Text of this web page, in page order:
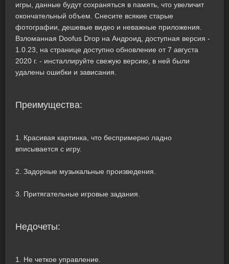
игры, данные будут сохраняться в память, что увеличит
окончательный объем. Снесите всякие старые
фотографии, дешевые видео и неважные приложения.
Взломанная Doofus Drop на Андроид, доступная версия -
1.0.23, на странице доступно обновление от 7 августа
2020 г. - инсталлируйте свежую версию, в ней были
удалены ошибки и зависания.
Преимущества:
1. Красивая картинка, что беспримерно ладно
вписывается с игру.
2. Задорные музыкальные произведения.
3. Притягательные игровые задания.
Недочеты:
1. Не четкое управление.